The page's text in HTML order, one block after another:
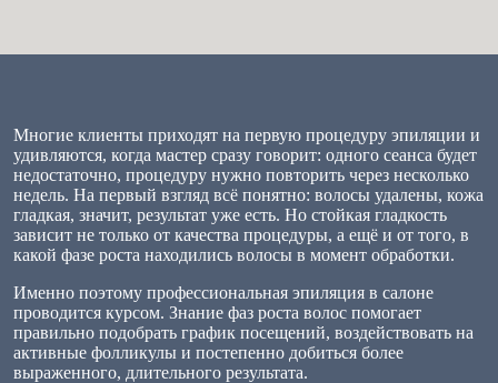
Многие клиенты приходят на первую процедуру эпиляции и
удивляются, когда мастер сразу говорит: одного сеанса будет
недостаточно, процедуру нужно повторить через несколько
недель. На первый взгляд всё понятно: волосы удалены, кожа
гладкая, значит, результат уже есть. Но стойкая гладкость
зависит не только от качества процедуры, а ещё и от того, в
какой фазе роста находились волосы в момент обработки.
Именно поэтому профессиональная эпиляция в салоне
проводится курсом. Знание фаз роста волос помогает
правильно подобрать график посещений, воздействовать на
активные фолликулы и постепенно добиться более
выраженного, длительного результата.